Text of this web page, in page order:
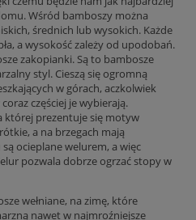
Wśród bamboszy można
średnich lub wysokich. Każde
a wysokość zależy od upodobań.
zakopianki. Są to bambosze
styl. Cieszą się ogromną
w górach, aczkolwiek
częściej je wybierają.
której prezentuje się motyw
a na brzegach mają
ocieplane welurem, a więc
pozwala dobrze ogrzać stopy w
wełniane, na zimę, które
nawet w najmroźniejsze